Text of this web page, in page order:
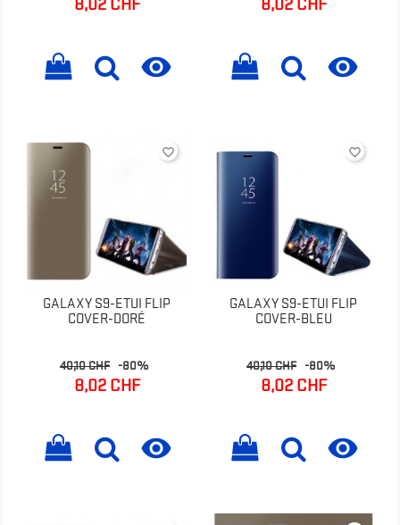
base

base

GALAXY S9-ETUI FLIP
COVER-DORÉ
Prix
base
40,10 CHF -80%
8,02 CHF

favorite_border
GALAXY S9-ETUI FLIP
COVER-BLEU
Prix
base
40,10 CHF -80%
8,02 CHF

favorite_border